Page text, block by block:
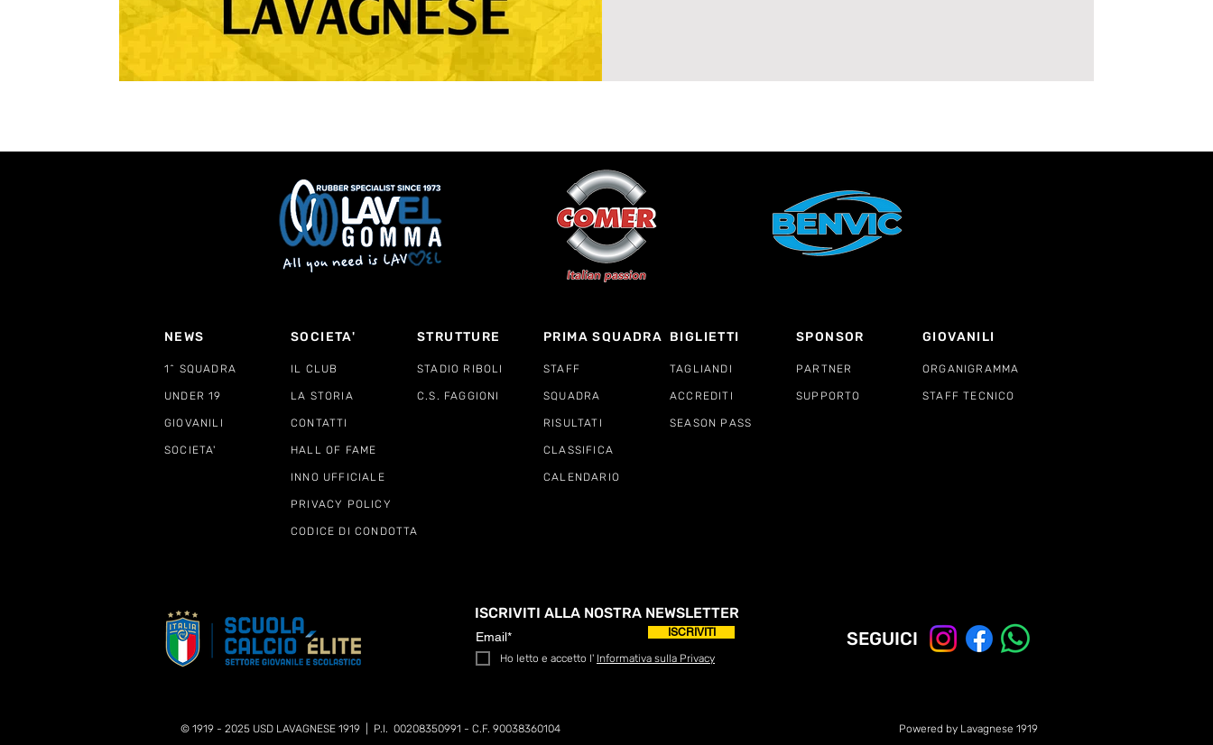
NEWS SOCIETA' STRUTTURE PRIMA SQUADRA BIGLIETTI SPONSOR
1^ SQUADRA IL CLUB STADIO RIBOLI STAFF TAGLIANDI PARTNER
UNDER 19 LA STORIA C.S. FAGGIONI SQUADRA ACCREDITI SUPPORTO
GIOVANILI CONTATTI
SOCIETA' HALL OF FAME
INNO UFFICIALE
RISULTATI SEASON PASS
CLASSIFICA
CALENDARIO
GIOVANILI
ORGANIGRAMMA
STAFF TECNICO
PRIVACY POLICY
CODICE DI CONDOTTA
ISCRIVITI ALLA NOSTRA NEWSLETTER
ISCRIVITI
Ho letto e accetto l' Informativa sulla Privacy
© 1919 - 2025 USD LAVAGNESE 1919 | P.I. 00208350991 - C.F. 90038360104
SEGUICI
Powered by Lavagnese 1919